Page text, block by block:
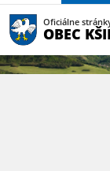
Oficiálne
OBEC